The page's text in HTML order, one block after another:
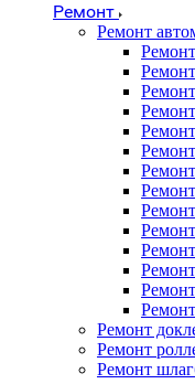
Ремонт
Ремонт
Ремонт
Ремонт
Ремонт